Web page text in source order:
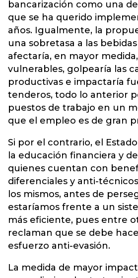
bancarización como una
que se ha querido
años. Igualmente, la
una sobretasa a las
afectaría, en mayor
vulnerables, golpearía las
productivas e impactaría
tenderos, todo lo anterior
puestos de trabajo en un
que el empleo es de gran
Si por el contrario, el
la educación financiera y
quienes cuentan con
diferenciales y anti-
los mismos, antes de
estaríamos frente a un
más eficiente, pues entre
reclaman que se debe
esfuerzo anti-evasión.
La medida de mayor